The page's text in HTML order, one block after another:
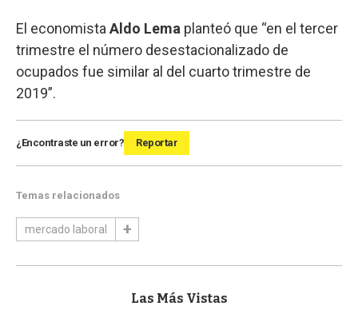
El economista Aldo Lema planteó que “en el tercer
trimestre el número desestacionalizado de
ocupados fue similar al del cuarto trimestre de
2019”.
¿Encontraste un error? Reportar
Temas relacionados
mercado laboral
Las Más Vistas